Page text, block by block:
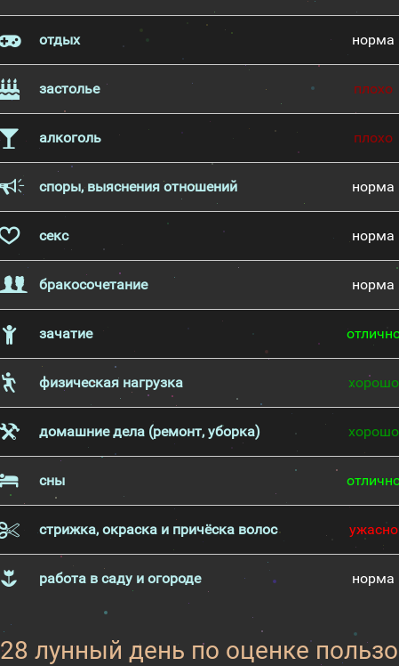
отдых норма
застолье плохо
алкоголь плохо
споры, выяснения отношений норма
секс норма
бракосочетание норма
зачатие
физическая нагрузка хорошо
домашние дела (ремонт, уборка) хорошо
сны
стрижка, окраска и причёска волос ужасно
работа в саду и огороде норма
28 лунный день по оценке